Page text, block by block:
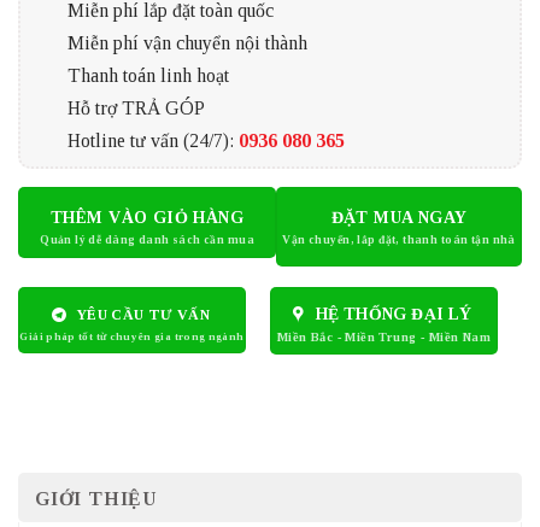
Miễn phí lắp đặt toàn quốc
Miễn phí vận chuyển nội thành
Thanh toán linh hoạt
Hỗ trợ TRẢ GÓP
Hotline tư vấn (24/7): 0936 080 365
THÊM VÀO GIỎ HÀNG ĐẶT MUA NGAY
YÊU CẦU TƯ VẤN HỆ THỐNG ĐẠI LÝ
GIỚI THIỆU